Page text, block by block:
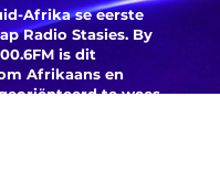
Afrika se eerste
Radio Stasies. By
is dit
Afrikaans en
te wees.